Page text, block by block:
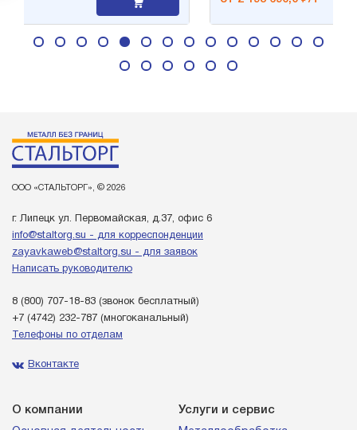
ООО «СТАЛЬТОРГ», © 2026
г. Липецк ул. Первомайская, д.37, офис 6
info@staltorg.su - для корреспонденции
zayavkaweb@staltorg.su - для заявок
Написать руководителю
8 (800) 707-18-83 (звонок бесплатный)
+7 (4742) 232-787 (многоканальный)
Телефоны по отделам
Вконтакте
О компании Услуги и сервис